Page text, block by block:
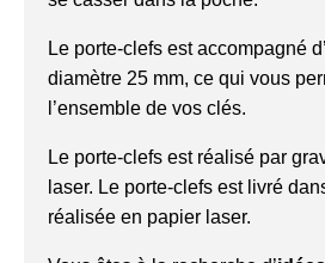
Le porte-clefs est accompagné
diamètre 25 mm, ce qui vous
l’ensemble de vos clés.
Le porte-clefs est réalisé par
laser. Le porte-clefs est livré
réalisée en papier laser.